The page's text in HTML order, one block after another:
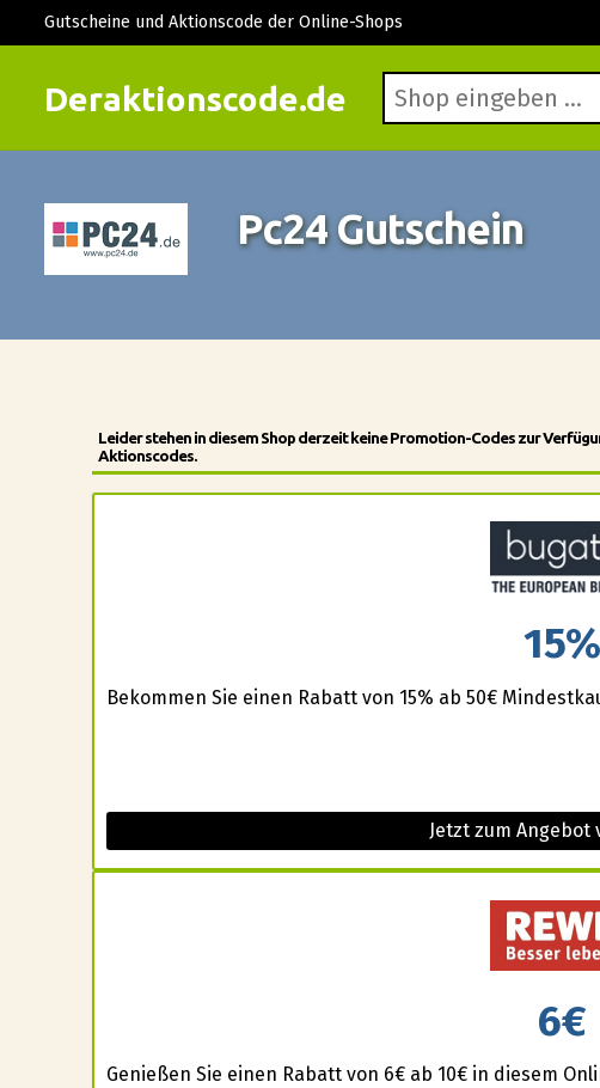
Deraktionscode.de
Gutscheine und Aktionscode der Online-Shops
Pc24 Gutschein
Leider stehen in diesem Shop derzeit keine Promotion-Codes zur
Aktionscodes.
15%
Bekommen Sie einen Rabatt von 15% ab 50€
Jetzt zum Angebot
6€
Genießen Sie einen Rabatt von 6€ ab 10€ in diesem